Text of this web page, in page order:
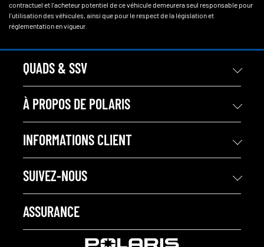
contractuel et l'acheteur potentiel de ce véhicule demeurera seul responsable pour
l'utilisation des véhicules, ainsi que pour le respect de la législation et
réglementation en vigueur.
QUADS & SSV
À PROPOS DE POLARIS
INFORMATIONS CLIENT
SUIVEZ-NOUS
ASSURANCE